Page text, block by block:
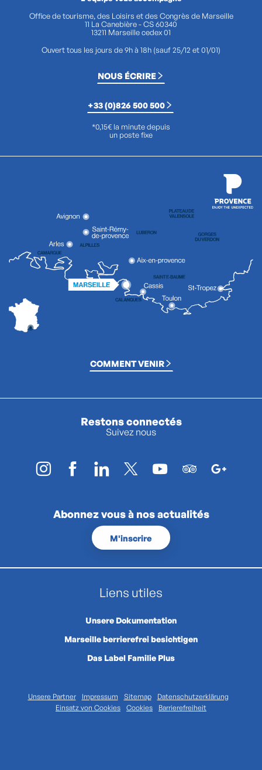
Office de tourisme, des Loisirs et des Congrès de Marseille
11 La Canebière - CS 60340
13211 Marseille cedex 01
Ouvert tous les jours de 9h à 18h (sauf 25/12 et 01/01)
NOUS ÉCRIRE
+33 (0)826 500 500
*0,15€ la minute depuis
un poste fixe
COMMENT VENIR
Restons connectés
Suivez nous
Abonnez vous à nos actualités
M'inscrire
Liens utiles
Unsere Dokumentation
Marseille berrierefrei besichtigen
Das Label Familie Plus
Unsere Partner Impressum Sitemap
Datenschutzerklärung
Einsatz von Cookies
Cookies Barrierefreiheit